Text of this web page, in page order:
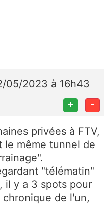
05/2023 à 16h43
+ -
privées à FTV,
le même tunnel de
"télématin"
il y a 3 spots pour
de l'un,